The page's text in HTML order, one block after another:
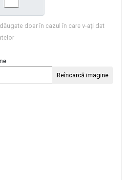
doar în cazul în care v-ați dat
Reîncarcă imagine